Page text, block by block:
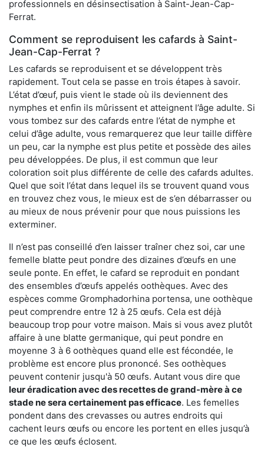
professionnels en désinsectisation à Saint-Jean-Cap-
Ferrat.
Comment se reproduisent les cafards à Saint-
Jean-Cap-Ferrat ?
Les cafards se reproduisent et se développent très
rapidement. Tout cela se passe en trois étapes à savoir.
L’état d’œuf, puis vient le stade où ils deviennent des
nymphes et enfin ils mûrissent et atteignent l’âge adulte. Si
vous tombez sur des cafards entre l’état de nymphe et
celui d’âge adulte, vous remarquerez que leur taille diffère
un peu, car la nymphe est plus petite et possède des ailes
peu développées. De plus, il est commun que leur
coloration soit plus différente de celle des cafards adultes.
Quel que soit l’état dans lequel ils se trouvent quand vous
en trouvez chez vous, le mieux est de s’en débarrasser ou
au mieux de nous prévenir pour que nous puissions les
exterminer.
Il n’est pas conseillé d’en laisser traîner chez soi, car une
femelle blatte peut pondre des dizaines d’œufs en une
seule ponte. En effet, le cafard se reproduit en pondant
des ensembles d’œufs appelés oothèques. Avec des
espèces comme Gromphadorhina portensa, une oothèque
peut comprendre entre 12 à 25 œufs. Cela est déjà
beaucoup trop pour votre maison. Mais si vous avez plutôt
affaire à une blatte germanique, qui peut pondre en
moyenne 3 à 6 oothèques quand elle est fécondée, le
problème est encore plus prononcé. Ses oothèques
peuvent contenir jusqu'à 50 œufs. Autant vous dire que
leur éradication avec des recettes de grand-mère à ce
stade ne sera certainement pas efficace. Les femelles
pondent dans des crevasses ou autres endroits qui
cachent leurs œufs ou encore les portent en elles jusqu’à
ce que les œufs éclosent.